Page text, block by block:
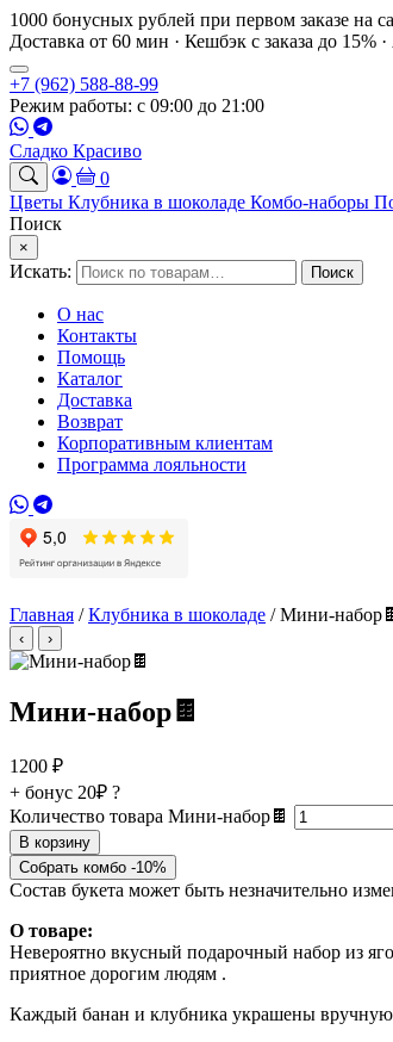
1000 бонусных рублей при первом заказе на
Доставка от 60 мин · Кешбэк с заказа до 15%
+7 (962) 588-88-99
Режим работы: с 09:00 до 21:00
Сладко Красиво
0
Цветы Клубника в шоколаде Комбо-наборы
Поиск
×
Искать: Поиск
О нас
Контакты
Помощь
Каталог
Доставка
Возврат
Корпоративным клиентам
Программа лояльности
Главная /Клубника в шоколаде / Мини-
‹ ›
Мини-набор🍫
1200 ₽
+ бонус 20₽ ?
Количество товара Мини-набор🍫
В корзину
Собрать комбо -10%
Состав букета может быть незначительно
О товаре:
Невероятно вкусный подарочный набор из
приятное дорогим людям .
Каждый банан и клубника украшены вручную